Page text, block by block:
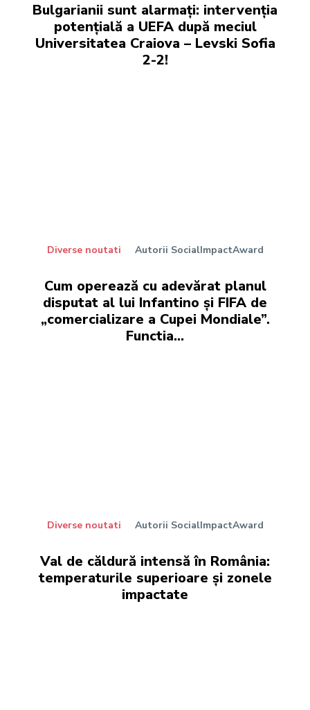
Bulgarianii sunt alarmați: intervenția
potențială a UEFA după meciul
Universitatea Craiova – Levski Sofia
2-2!
Diverse noutati Autorii SocialImpactAward
Cum operează cu adevărat planul
disputat al lui Infantino și FIFA de
„comercializare a Cupei Mondiale”.
Functia…
Diverse noutati Autorii SocialImpactAward
Val de căldură intensă în România:
temperaturile superioare și zonele
impactate